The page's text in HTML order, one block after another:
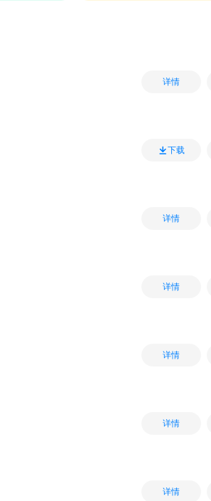
详情
下载
详情
详情
详情
详情
详情